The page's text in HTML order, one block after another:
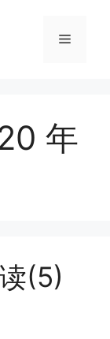
菜
年
(5)